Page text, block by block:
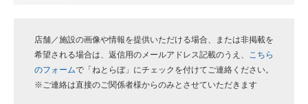
企業ITのトレンドを詳説
経営リーダーのコミュニティ
店舗／施設の画像や情報を提供いただける場合、または非掲載を
希望される場合は、返信用のメールアドレス記載のうえ、
こちら
のフォームで「ねとらぼ」にチェックを付けてご連絡ください。
※ご連絡は直接のご関係者様からのみとさせていただきます